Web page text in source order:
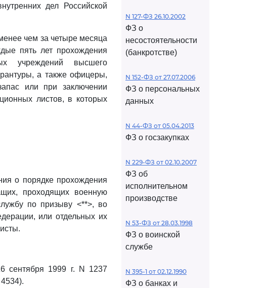
дел Российской
чем за четыре месяца
пять лет прохождения
учреждений высшего
а также офицеры,
или при заключении
листов, в которых
о порядке прохождения
проходящих военную
по призыву <**>, во
или отдельных их
сентября 1999 г. N 1237
N 127-ФЗ 26.10.2002
ФЗ о
несостоятельности
(банкротстве)
N 152-ФЗ от 27.07.2006
ФЗ о персональных
данных
N 44-ФЗ от 05.04.2013
ФЗ о госзакупках
N 229-ФЗ от 02.10.2007
ФЗ об
исполнительном
производстве
N 53-ФЗ от 28.03.1998
ФЗ о воинской
службе
N 395-1 от 02.12.1990
ФЗ о банках и